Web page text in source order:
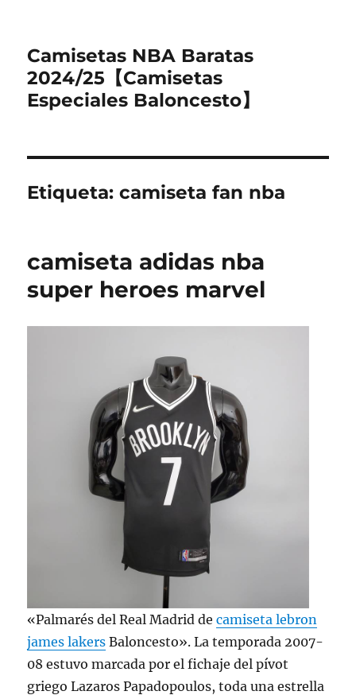
Camisetas NBA Baratas
2024/25【Camisetas
Especiales Baloncesto】
Etiqueta:camiseta fan nba
camiseta adidas nba
super heroes marvel
«Palmarés del Real Madrid decamiseta lebron
james lakers Baloncesto». La temporada 2007-
08 estuvo marcada por el fichaje del pívot
griego Lazaros Papadopoulos, toda una estrella